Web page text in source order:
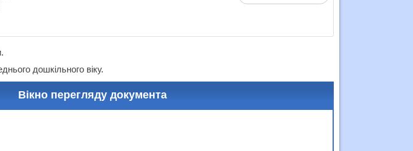
дошкільного віку.
Вікно перегляду документа